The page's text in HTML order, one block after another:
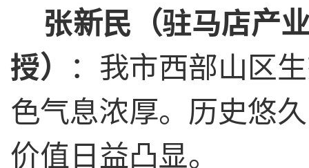
张新民（驻马店产
授）
：我市西部山区
色气息浓厚。历史悠
价值日益凸显。